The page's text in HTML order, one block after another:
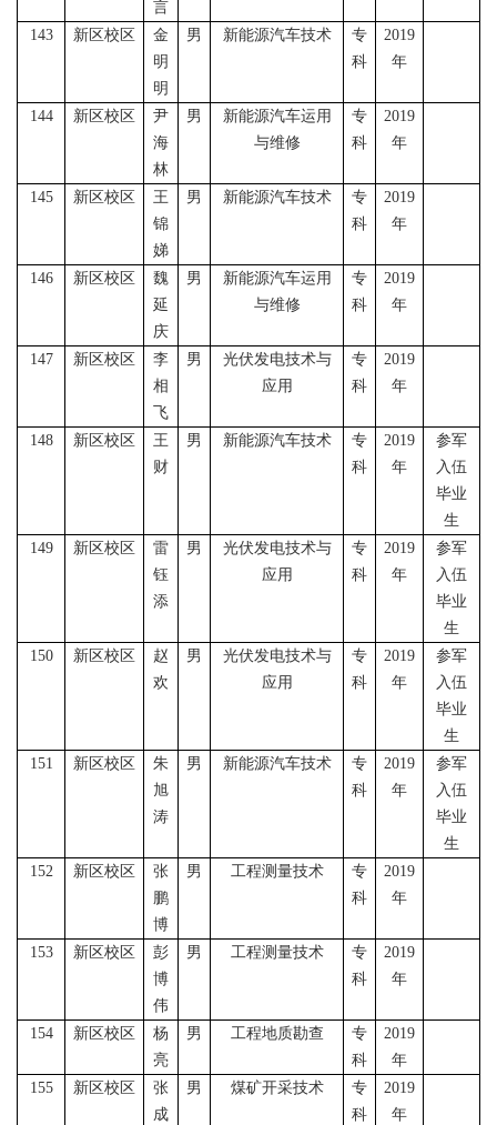
言
143
新区校区
金
明
明
男 新能源汽车技术
专
科
2019
年
144 新区校区
尹
海
林
男
新能源汽车运用
与维修
专
科
2019
年
145 新区校区
王
锦
娣
男 新能源汽车技术
专
科
2019
年
146 新区校区
魏
延
庆
男
新能源汽车运用
与维修
专
科
2019
年
147 新区校区
李
相
飞
男
光伏发电技术与
应用
专
科
2019
年
148 新区校区
王
财
男 新能源汽车技术
专
科
2019
年
参军
入伍
毕业
生
149
新区校区
雷
钰
添
男
光伏发电技术与
应用
专
科
2019
年
参军
入伍
毕业
生
150
新区校区
赵
欢
男
光伏发电技术与
应用
专
科
2019
年
参军
入伍
毕业
生
151
新区校区
朱
旭
涛
男 新能源汽车技术
专
科
2019
年
参军
入伍
毕业
生
152
新区校区
张
鹏
博
男 工程测量技术
专
科
2019
年
153 新区校区
彭
博
伟
男 工程测量技术
专
科
2019
年
154 新区校区
杨
亮
男 工程地质勘查
专
科
2019
年
155
新区校区
张
成
男 煤矿开采技术
专
科
2019
年